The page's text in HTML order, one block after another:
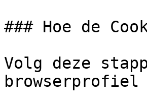
### Hoe de
Volg deze